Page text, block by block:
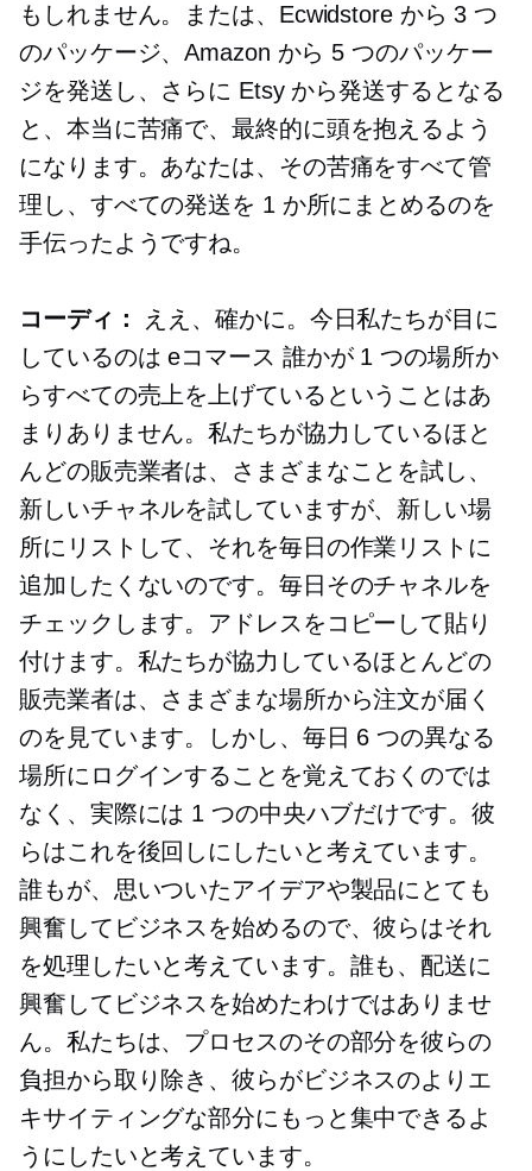
もしれません。または、Ecwidstore から 3 つ
のパッケージ、Amazon から 5 つのパッケー
ジを発送し、さらに Etsy から発送するとなる
と、本当に苦痛で、最終的に頭を抱えるよう
になります。あなたは、その苦痛をすべて管
理し、すべての発送を 1 か所にまとめるのを
手伝ったようですね。
コーディ：
ええ、確かに。今日私たちが目に
しているのはeコマース 誰かが 1 つの場所か
らすべての売上を上げているということはあ
まりありません。私たちが協力しているほと
んどの販売業者は、さまざまなことを試し、
新しいチャネルを試していますが、新しい場
所にリストして、それを毎日の作業リストに
追加したくないのです。毎日そのチャネルを
チェックします。アドレスをコピーして貼り
付けます。私たちが協力しているほとんどの
販売業者は、さまざまな場所から注文が届く
のを見ています。しかし、毎日 6 つの異なる
場所にログインすることを覚えておくのでは
なく、実際には 1 つの中央ハブだけです。彼
らはこれを後回しにしたいと考えています。
誰もが、思いついたアイデアや製品にとても
興奮してビジネスを始めるので、彼らはそれ
を処理したいと考えています。誰も、配送に
興奮してビジネスを始めたわけではありませ
ん。私たちは、プロセスのその部分を彼らの
負担から取り除き、彼らがビジネスのよりエ
キサイティングな部分にもっと集中できるよ
うにしたいと考えています。